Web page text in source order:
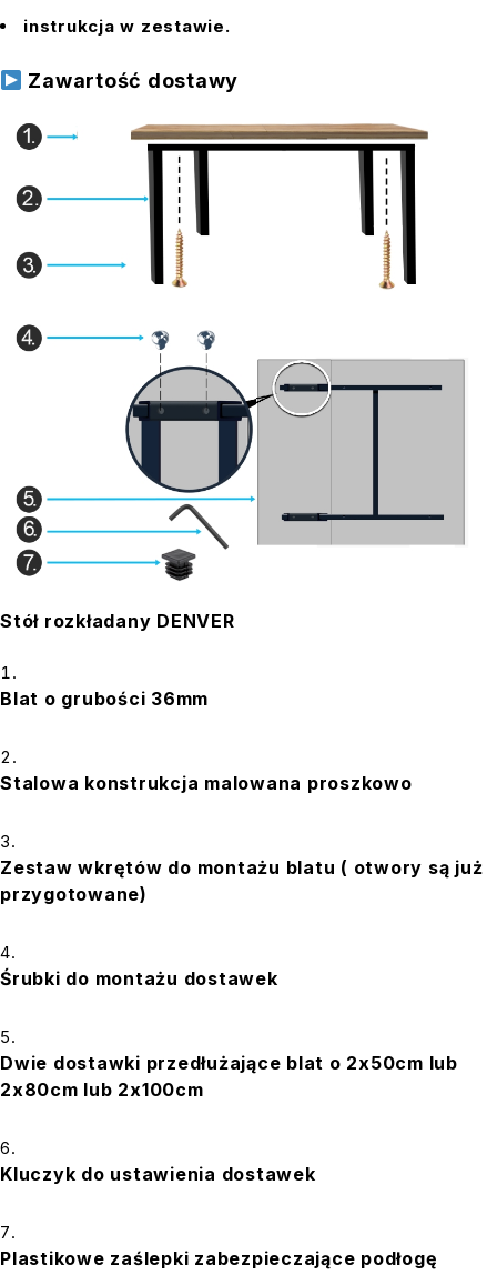
instrukcja w zestawie.
Zawartość dostawy
Stół rozkładany DENVER
Blat o grubości 36mm
Stalowa konstrukcja malowana proszkowo
Zestaw wkrętów do montażu blatu ( otwory są już
przygotowane)
Śrubki do montażu dostawek
Dwie dostawki przedłużające blat o 2x50cm lub
2x80cm lub 2x100cm
Kluczyk do ustawienia dostawek
Plastikowe zaślepki zabezpieczające podłogę